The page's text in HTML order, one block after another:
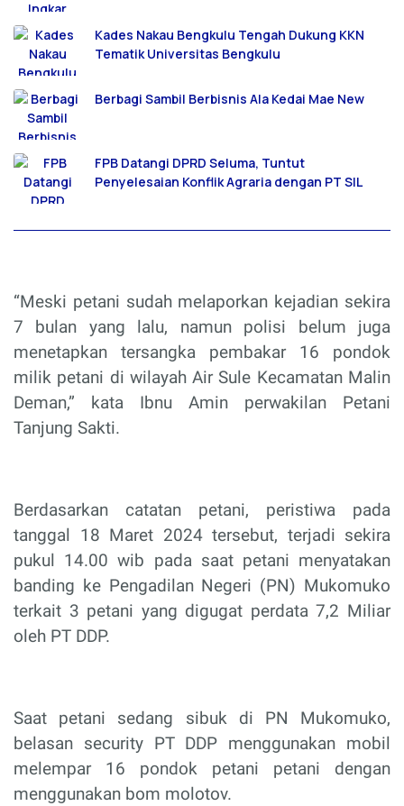
Kades Nakau Bengkulu Tengah Dukung KKN
Tematik Universitas Bengkulu
Berbagi Sambil Berbisnis Ala Kedai Mae New
FPB Datangi DPRD Seluma, Tuntut
Penyelesaian Konflik Agraria dengan PT SIL
“Meski petani sudah melaporkan kejadian sekira
7 bulan yang lalu, namun polisi belum juga
menetapkan tersangka pembakar 16 pondok
milik petani di wilayah Air Sule Kecamatan Malin
Deman,” kata Ibnu Amin perwakilan Petani
Tanjung Sakti.
Berdasarkan catatan petani, peristiwa pada
tanggal 18 Maret 2024 tersebut, terjadi sekira
pukul 14.00 wib pada saat petani menyatakan
banding ke Pengadilan Negeri (PN) Mukomuko
terkait 3 petani yang digugat perdata 7,2 Miliar
oleh PT DDP.
Saat petani sedang sibuk di PN Mukomuko,
belasan security PT DDP menggunakan mobil
melempar 16 pondok petani petani dengan
menggunakan bom molotov.